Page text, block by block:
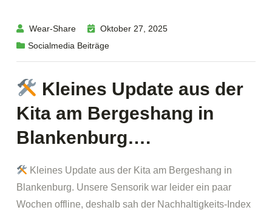
Wear-Share
Oktober 27, 2025
Socialmedia Beiträge
Kleines Update aus der
Kita am Bergeshang in
Blankenburg….
Kleines Update aus der Kita am Bergeshang in
Blankenburg. Unsere Sensorik war leider ein paar
Wochen offline, deshalb sah der Nachhaltigkeits-Index